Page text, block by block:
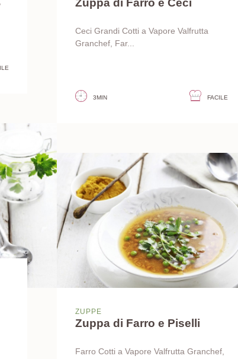
Ceci Grandi Cotti a Vapore Valfrutta
Granchef, Far...
3MIN FACILE
ZUPPE
Zuppa di Farro e Piselli
Farro Cotti a Vapore Valfrutta Granchef,